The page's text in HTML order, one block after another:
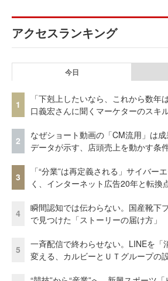
アクセスランキング
今日
1
「下剋上したいなら、これから数年
口義宏さんに聞くマーケターのスキ
2
なぜショート動画の「CM流用」は
データが示す、店頭売上を動かす条
3
「“分業”は再定義される」サイバー
く、インターネット広告20年と転換
4
瞬間認知では伝わらない。国産靴下
で見つけた「ストーリーの届け方」
5
一斉配信で終わらせない。LINEを「
変える、カルビーとＵＴグループの